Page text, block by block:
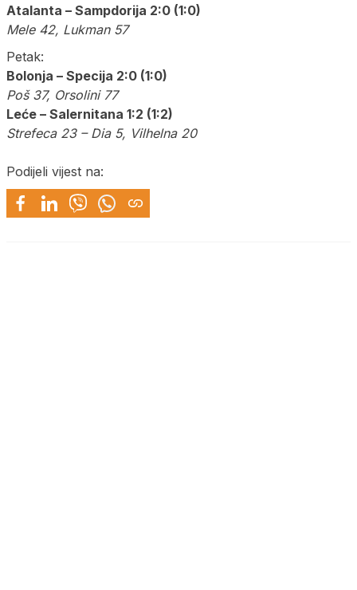
Atalanta – Sampdorija 2:0 (1:0)
Mele 42, Lukman 57
Petak:
Bolonja – Specija 2:0 (1:0)
Poš 37, Orsolini 77
Leće – Salernitana 1:2 (1:2)
Strefeca 23 – Dia 5, Vilhelna 20
Podijeli vijest na: